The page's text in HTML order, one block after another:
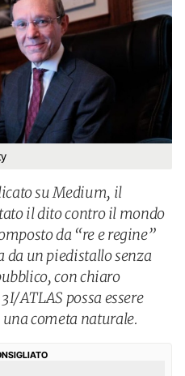
su Medium, il
il dito contro il mondo
da “re e regine”
da un piedistallo senza
con chiaro
ATLAS possa essere
cometa naturale.